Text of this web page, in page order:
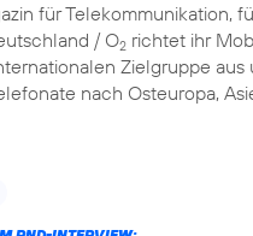
für Telekommunikation,
/ O2 richtet ihr
Zielgruppe
nach Osteuropa,